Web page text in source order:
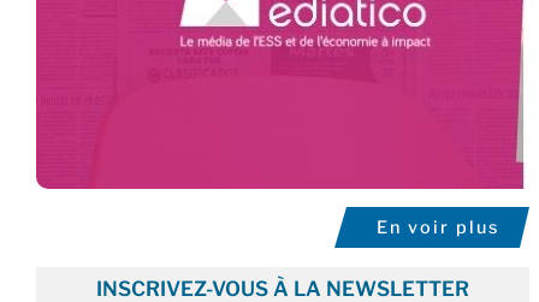
En voir plus
INSCRIVEZ-VOUS À LA NEWSLETTER